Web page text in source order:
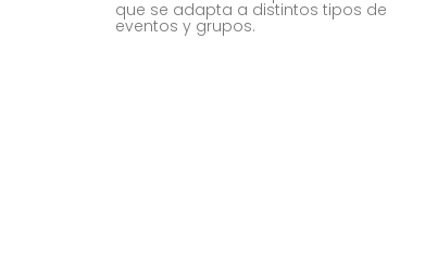
que se adapta a distintos tipos de
eventos y grupos.